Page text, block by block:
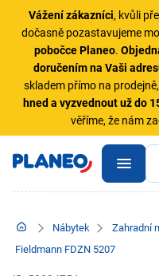
Vážení zákazníci, kvůli
dočasně pozastavujeme
pobočce Planeo.
doručením na Vaši
skladem přímo na
hned a vyzvednout už do
věříme, že nám
Nábytek Zahradní
Fieldmann FDZN 5207